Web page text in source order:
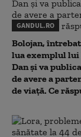
GANDUL.RO
Bolojan,
lua exemplul
Dan și va
de avere a
de viață. Ce